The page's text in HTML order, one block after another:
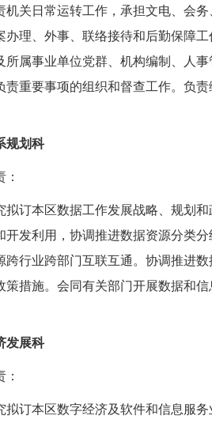
机关日常运转工作，承担文电、会
办理、外事、联络接待和后勤保障
所属事业单位党群、机构编制、人
责重要事项的组织和督查工作。负责
规划科
拟订本区数据工作发展战略、规划
开发利用，协调推进数据资源分类
跨行业跨部门互联互通。协调推进
策措施。会同有关部门开展数据和信
发展科
拟订本区数字经济及软件和信息服